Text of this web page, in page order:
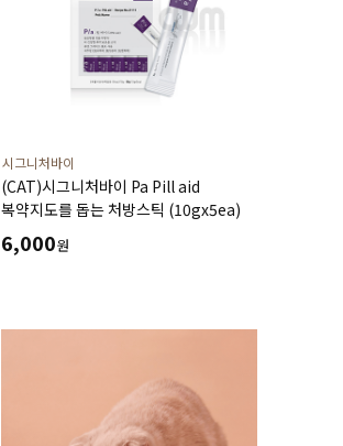
시그니처바이
(CAT)시그니처바이 Pa Pill aid
복약지도를 돕는 처방스틱 (10gx5ea)
6,000원